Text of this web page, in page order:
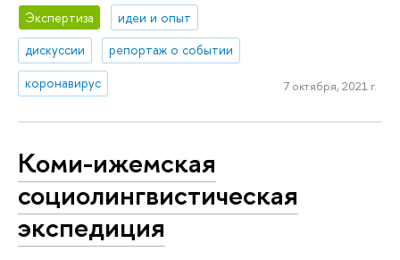
Экспертиза
идеи и опыт
дискуссии
репортаж о событии
коронавирус
7 октября, 2021 г.
Коми-ижемская
социолингвистическая
экспедиция